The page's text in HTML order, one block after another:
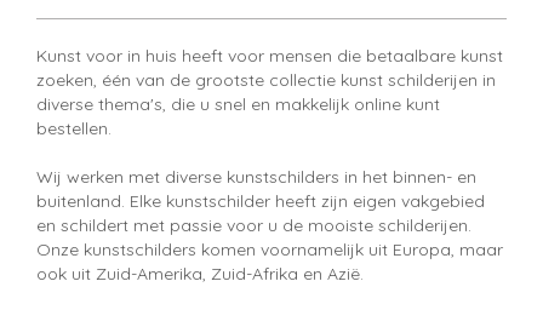
Kunst voor in huis heeft voor mensen die betaalbare kunst
zoeken, één van de grootste collectie kunst schilderijen in
diverse thema's, die u snel en makkelijk online kunt
bestellen.
Wij werken met diverse kunstschilders in het binnen- en
buitenland. Elke kunstschilder heeft zijn eigen vakgebied
en schildert met passie voor u de mooiste schilderijen.
Onze kunstschilders komen voornamelijk uit Europa, maar
ook uit Zuid-Amerika, Zuid-Afrika en Azië.